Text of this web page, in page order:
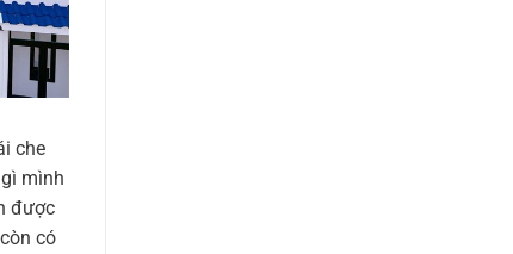
che
mình
được
có